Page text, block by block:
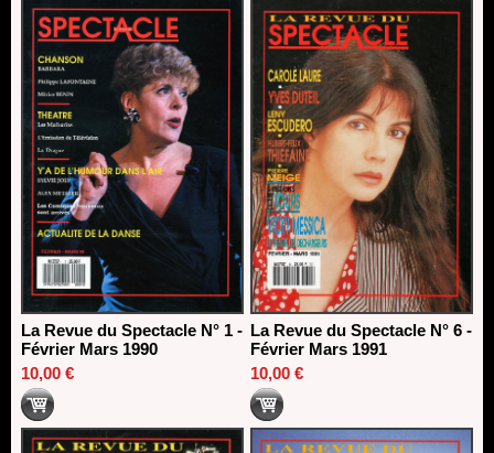
La Revue du Spectacle N° 1 -
Février Mars 1990
10,00 €
La Revue du Spectacle N° 6 -
Février Mars 1991
10,00 €